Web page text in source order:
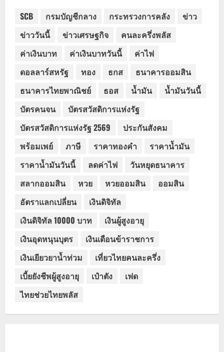
SCB กรมบัญชีกลาง กระทรวงการคลัง
ข่าว
ข่าววันนี้
ข่าวเศรษฐกิจ
คนละครึ่งพลัส
ค่าเงินบาท
ค่าเงินบาทวันนี้
ค่าไฟ
ดอลลาร์สหรัฐ
ทอง ธกส
ธนาคารออมสิน
ธนาคารไทยพาณิชย์
ธอส น้ำมัน
น้ำมันวันนี้
บัตรคนจน
บัตรสวัสดิการแห่งรัฐ
บัตรสวัสดิการแห่งรัฐ 2569
ประกันสังคม
พร้อมเพย์
ภาษี ราคาทองคำ
ราคาน้ำมัน
ราคาน้ำมันวันนี้
ลดค่าไฟ
วันหยุดธนาคาร
สลากออมสิน
หวย หวยออมสิน
ออมสิน
อัตราแลกเปลี่ยน
เงินดิจิทัล
เงินดิจิทัล 10000 บาท
เงินผู้สูงอายุ
เงินอุดหนุนบุตร
เงินเดือนข้าราชการ
เงินเยียวยาน้ำท่วม
เที่ยวไทยคนละครึ่ง
เบี้ยยังชีพผู้สูงอายุ
เป๋าตัง
เฟด
ไทยช่วยไทยพลัส